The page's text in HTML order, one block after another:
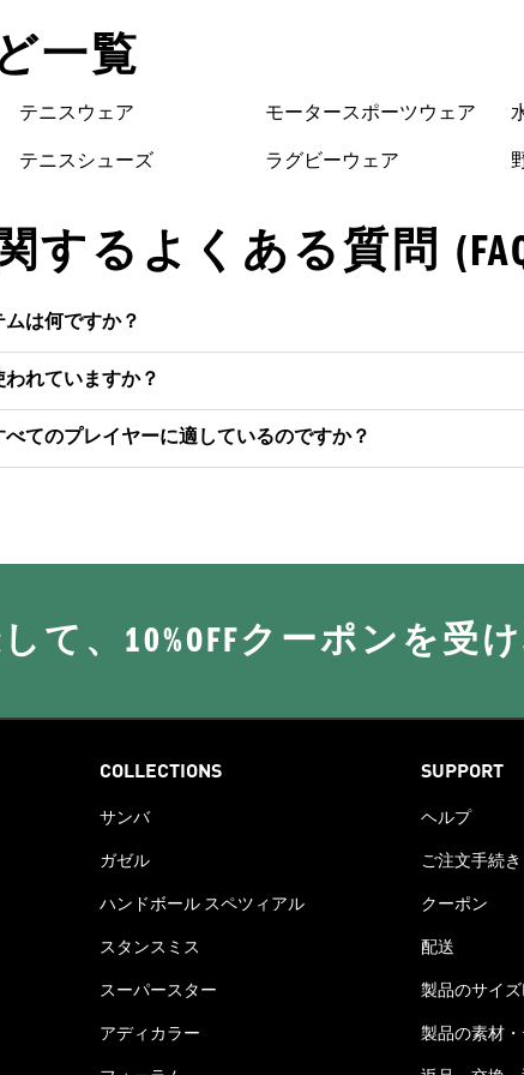
一覧
ューズ
テニスウェア
テニスシューズ
モータースポーツウェア
ラグビーウェア
るよくある質問
は何ですか？
れていますか？
てのプレイヤーに適しているのですか？
して、10%OFFクーポンを受
COLLECTIONS
サンバ
ガゼル
ハンドボール スペツィアル
スタンスミス
スーパースター
アディカラー
SUPPORT
ヘルプ
ご注文手続
クーポン
配送
製品のサイ
製品の素材